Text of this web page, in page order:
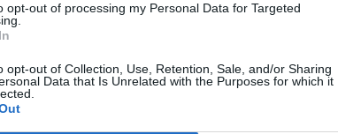
opt-out of processing my Personal Data for Targeted
opt-out of Collection, Use, Retention, Sale, and/or Sharing
Data that Is Unrelated with the Purposes for which it
vieraaksi. Mikäli Kessel on jälleen kokoonpanossa,
kärkimies. Kun tällaisen merkkipaalun äärellä